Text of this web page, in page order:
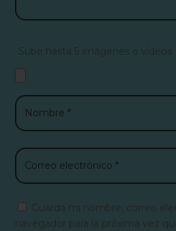
Sube hasta 5 imágenes o vídeos
Guarda mi nombre, correo
navegador para la próxima vez